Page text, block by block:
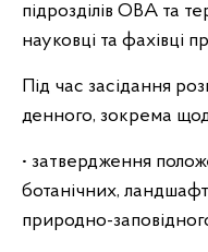
підрозділів ОВА та
науковці та фахівці
Під час засідання
денного, зокрема
• затвердження
ботанічних,
природно-